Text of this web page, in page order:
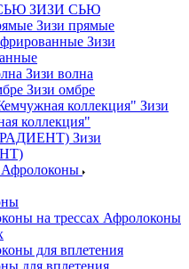
ЗИЗИ СЬЮ
Зизи прямые
Зизи
Зизи волна
Зизи омбре
Зизи
коллекция"
Зизи
Афролоконы
Афролоконы
для вплетения